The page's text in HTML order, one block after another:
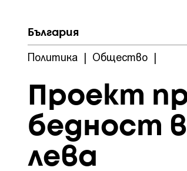
България
Политика | Общество |
Проект
бедност
лева